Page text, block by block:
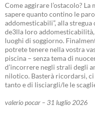
Come aggirare l’ostacolo?
sapere quanto contino le
addomesticabili”, alla
de3lla loro
luoghi di soggiorno.
potrete tenere nella vostra
piscina – senza tema di
d’incorrere negli strali degli
nilotico. Basterà ricordarsi,
tanto e di lisciargli/le le
valerio pocar – 31 luglio 2026